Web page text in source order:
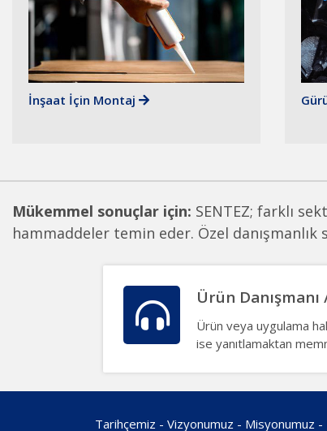
İnşaat İçin Montaj
Mükemmel sonuçlar için: SENTEZ; farklı
hammaddeler temin eder. Özel
Ürün Danışmanı
Ürün veya uygulama
ise yanıtlamaktan
Tarihçemiz - Vizyonumuz - Misyonumuz -